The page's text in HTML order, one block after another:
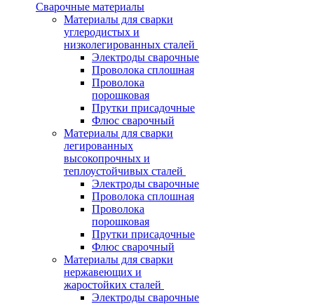
Сварочные материалы
Материалы для сварки
углеродистых и
низколегированных сталей
Электроды сварочные
Проволока сплошная
Проволока
порошковая
Прутки присадочные
Флюс сварочный
Материалы для сварки
легированных
высокопрочных и
теплоустойчивых сталей
Электроды сварочные
Проволока сплошная
Проволока
порошковая
Прутки присадочные
Флюс сварочный
Материалы для сварки
нержавеющих и
жаростойких сталей
Электроды сварочные